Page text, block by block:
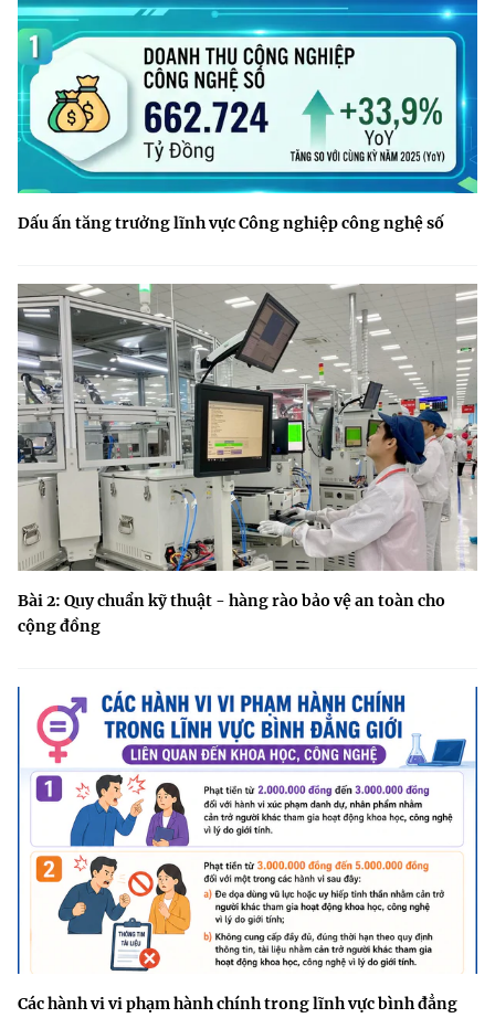
Dấu ấn tăng trưởng lĩnh vực Công nghiệp công nghệ số
Bài 2: Quy chuẩn kỹ thuật - hàng rào bảo vệ an toàn cho
cộng đồng
Các hành vi vi phạm hành chính trong lĩnh vực bình đẳng